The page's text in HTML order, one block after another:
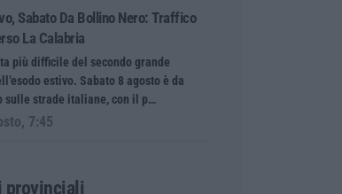
Sabato Da Bollino Nero: Traffico
La Calabria
più difficile del secondo grande
estivo. Sabato 8 agosto è da
sulle strade italiane, con il p…
7:45
provinciali